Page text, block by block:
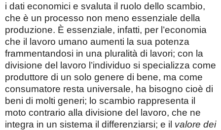
i dati economici e svaluta il ruolo dello scambio,
che è un processo non meno essenziale della
produzione. È essenziale, infatti, per l’economia
che il lavoro umano aumenti la sua potenza
frammentandosi in una pluralità di lavori; con la
divisione del lavoro l’individuo si specializza come
produttore di un solo genere di bene, ma come
consumatore resta universale, ha bisogno cioè di
beni di molti generi; lo scambio rappresenta il
moto contrario alla divisione del lavoro, che ne
integra in un sistema il differenziarsi; e il valore dei